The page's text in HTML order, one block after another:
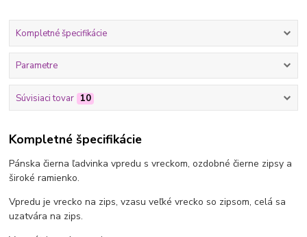
Kompletné špecifikácie
Parametre
Súvisiaci tovar 10
Kompletné špecifikácie
Pánska čierna ľadvinka vpredu s vreckom, ozdobné čierne zipsy a
široké ramienko.
Vpredu je vrecko na zips, vzasu veľké vrecko so zipsom, celá sa
uzatvára na zips.